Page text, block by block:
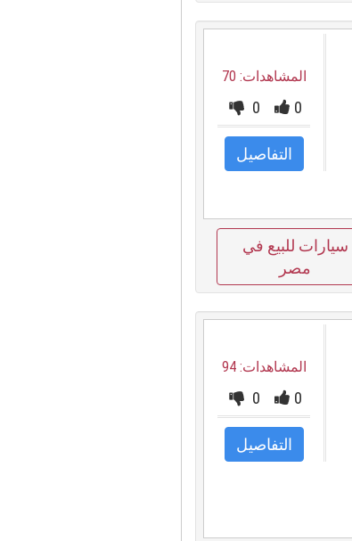
المشاهدات: 70
0
0
التفاصيل
سيارات للبيع في
مصر
المشاهدات: 94
0
0
التفاصيل